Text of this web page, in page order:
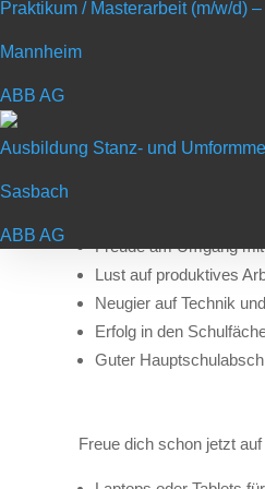
Praktikum / Masterarbeit (m/w/d)
Mannheim
ABB AG
Ausbildung Stanz- und
Sasbach
ABB AG
Durchführung von
Dauer: 2 Jahre
Freude am Umgang
Lust auf produktives
Neugier auf Technik
Erfolg in den
Guter
Freue dich schon jetzt auf